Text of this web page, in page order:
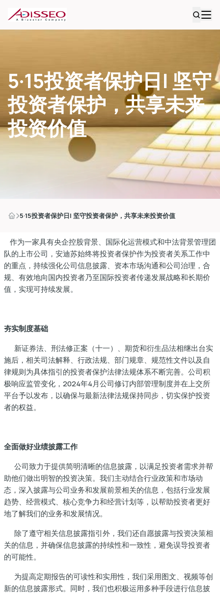
5·15投资者保护日| 坚守
投资者保护，共享未来
投资价值
5·15投资者保护日| 坚守投资者保护，共享未来投资价值
作为一家具有央企控股背景、国际化运营模式和中法背景管理团
队的上市公司，安迪苏始终将投资者保护作为投资者关系工作中
的重点，持续强化公司信息披露、资本市场沟通和公司治理，合
规、有效地向国内投资者乃至国际投资者传递发展战略和长期价
值，实现可持续发展。
夯实制度基础
新证券法、刑法修正案（十一）、期货和衍生品法相继出台实
施后，相关司法解释、行政法规、部门规章、规范性文件以及自
律规则为具体指引的投资者保护法律法规体系不断完善。公司积
极响应监管变化，2024年4月公司修订内部管理制度并在上交所
平台予以发布，以确保与最新法律法规保持同步，切实保护投资
者的权益。
全面做好业绩披露工作
公司致力于提供简明清晰的信息披露，以满足投资者需求并帮
助他们做出明智的投资决策。我们主动结合行业政策和市场动
态，深入披露与公司业务和发展前景相关的信息，包括行业发展
趋势、经营模式、核心竞争力和经营计划等，以帮助投资者更好
地了解我们的业务和发展情况。
除了遵守相关信息披露指引外，我们还自愿披露与投资决策相
关的信息，并确保信息披露的持续性和一致性，避免误导投资者
的可能性。
为提高定期报告的可读性和实用性，我们采用图文、视频等创
新的信息披露形式。同时，我们也积极运用多种手段进行信息披